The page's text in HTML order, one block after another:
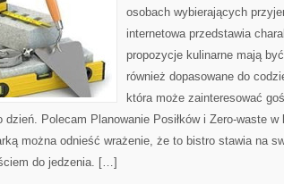
osobach wybierających
internetowa przedstawia
propozycje kulinarne mają
również dopasowane do
która może zainteresować
dzień. Polecam Planowanie Posiłków i Zero-waste
można odnieść wrażenie, że to bistro stawia na
do jedzenia. […]